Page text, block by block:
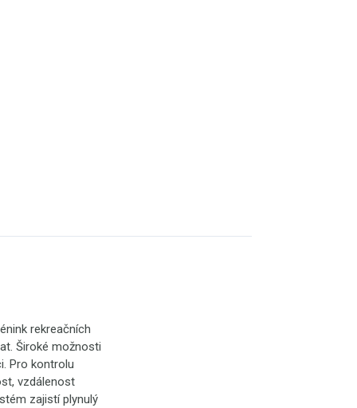
rekreačních
Široké možnosti
Pro kontrolu
vzdálenost
zajistí plynulý